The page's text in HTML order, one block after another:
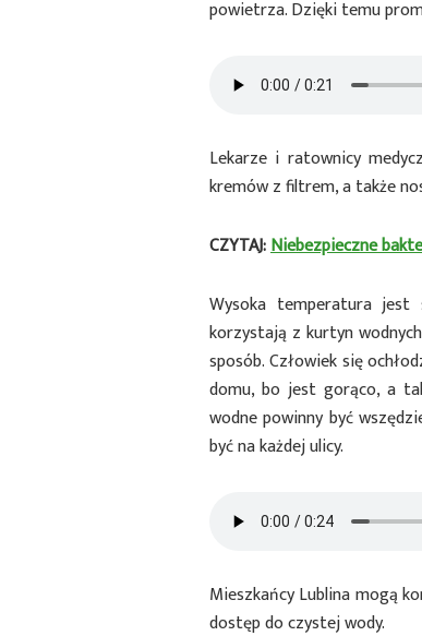
powietrza. Dzięki temu
Lekarze i ratownicy
kremów z filtrem, a także
CZYTAJ:Niebezpieczne
Wysoka temperatura jest
korzystają z kurtyn
sposób. Człowiek się
domu, bo jest gorąco, a
wodne powinny być
być na każdej ulicy.
Mieszkańcy Lublina mogą
dostęp do czystej wody.